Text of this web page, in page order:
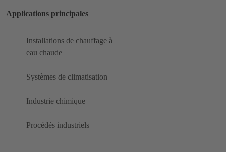
Applications principales
Installations de chauffage à
eau chaude
Systèmes de climatisation
Industrie chimique
Procédés industriels